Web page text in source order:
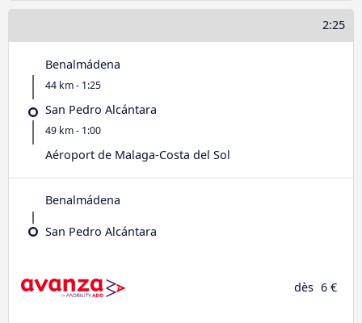
2:25
Benalmádena
44 km - 1:25
San Pedro Alcántara
49 km - 1:00
Aéroport de Malaga-Costa del Sol
Benalmádena
San Pedro Alcántara
dès 6 €